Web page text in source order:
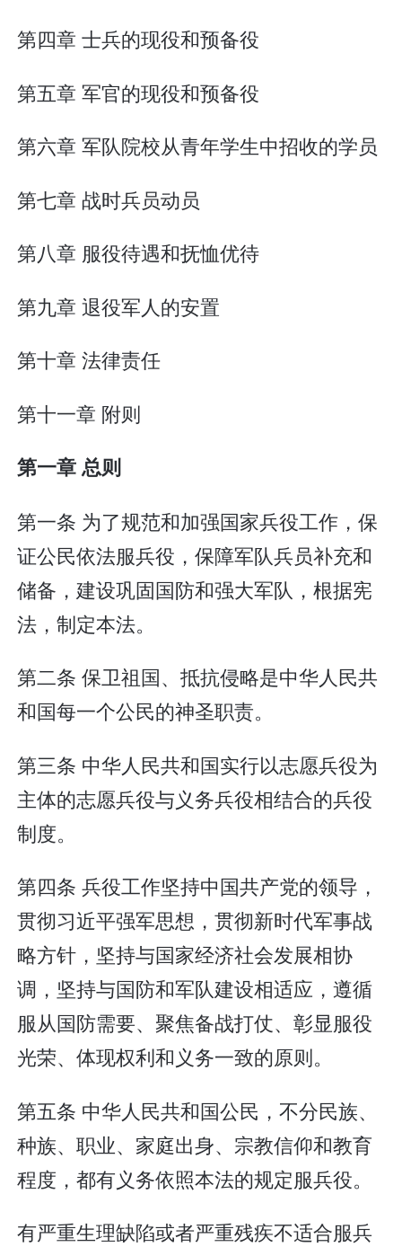
第四章 士兵的现役和预备役
第五章 军官的现役和预备役
第六章 军队院校从青年学生中招收的学员
第七章 战时兵员动员
第八章 服役待遇和抚恤优待
第九章 退役军人的安置
第十章 法律责任
第十一章 附则
第一章 总则
第一条 为了规范和加强国家兵役工作，保
证公民依法服兵役，保障军队兵员补充和
储备，建设巩固国防和强大军队，根据宪
法，制定本法。
第二条 保卫祖国、抵抗侵略是中华人民共
和国每一个公民的神圣职责。
第三条 中华人民共和国实行以志愿兵役为
主体的志愿兵役与义务兵役相结合的兵役
制度。
第四条 兵役工作坚持中国共产党的领导，
贯彻习近平强军思想，贯彻新时代军事战
略方针，坚持与国家经济社会发展相协
调，坚持与国防和军队建设相适应，遵循
服从国防需要、聚焦备战打仗、彰显服役
光荣、体现权利和义务一致的原则。
第五条 中华人民共和国公民，不分民族、
种族、职业、家庭出身、宗教信仰和教育
程度，都有义务依照本法的规定服兵役。
有严重生理缺陷或者严重残疾不适合服兵